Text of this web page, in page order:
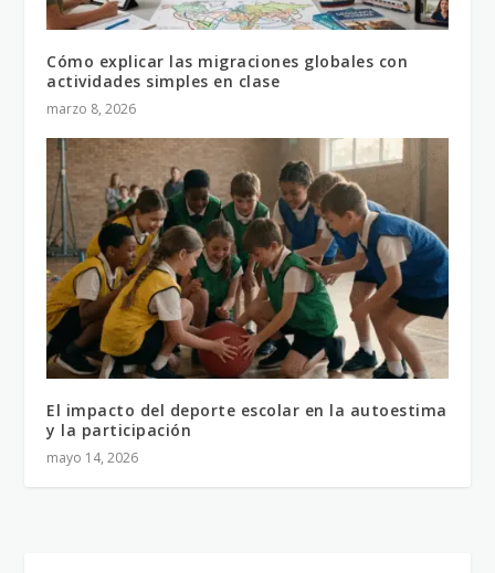
Cómo explicar las migraciones globales con
actividades simples en clase
marzo 8, 2026
El impacto del deporte escolar en la autoestima
y la participación
mayo 14, 2026